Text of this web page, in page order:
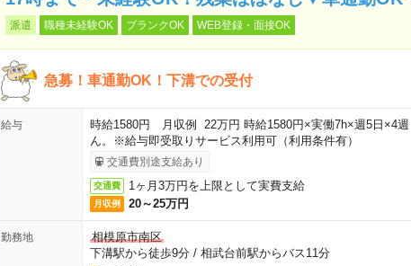
派遣 職種未経験OK ブランクOK WEB登録・面接OK
急募！車通勤OK！下溝での受付
給与
時給1580円 月収例 22万円 時給1580円×実働7h×週5日×4
ん。※給与即受取りサービス利用可（利用条件有）
交通費別途支給あり
交通費 1ヶ月3万円を上限として実費支給
月収例 20～25万円
勤務地
相模原市南区
下溝駅から徒歩9分/ 相武台前駅からバス11分